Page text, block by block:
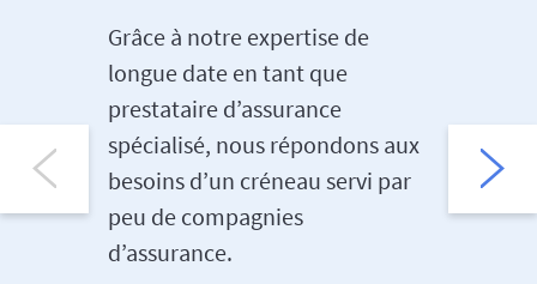
Grâce à notre expertise de
longue date en tant que
prestataire d’assurance
spécialisé, nous répondons aux
besoins d’un créneau servi par
peu de compagnies
d’assurance.
leurs
large